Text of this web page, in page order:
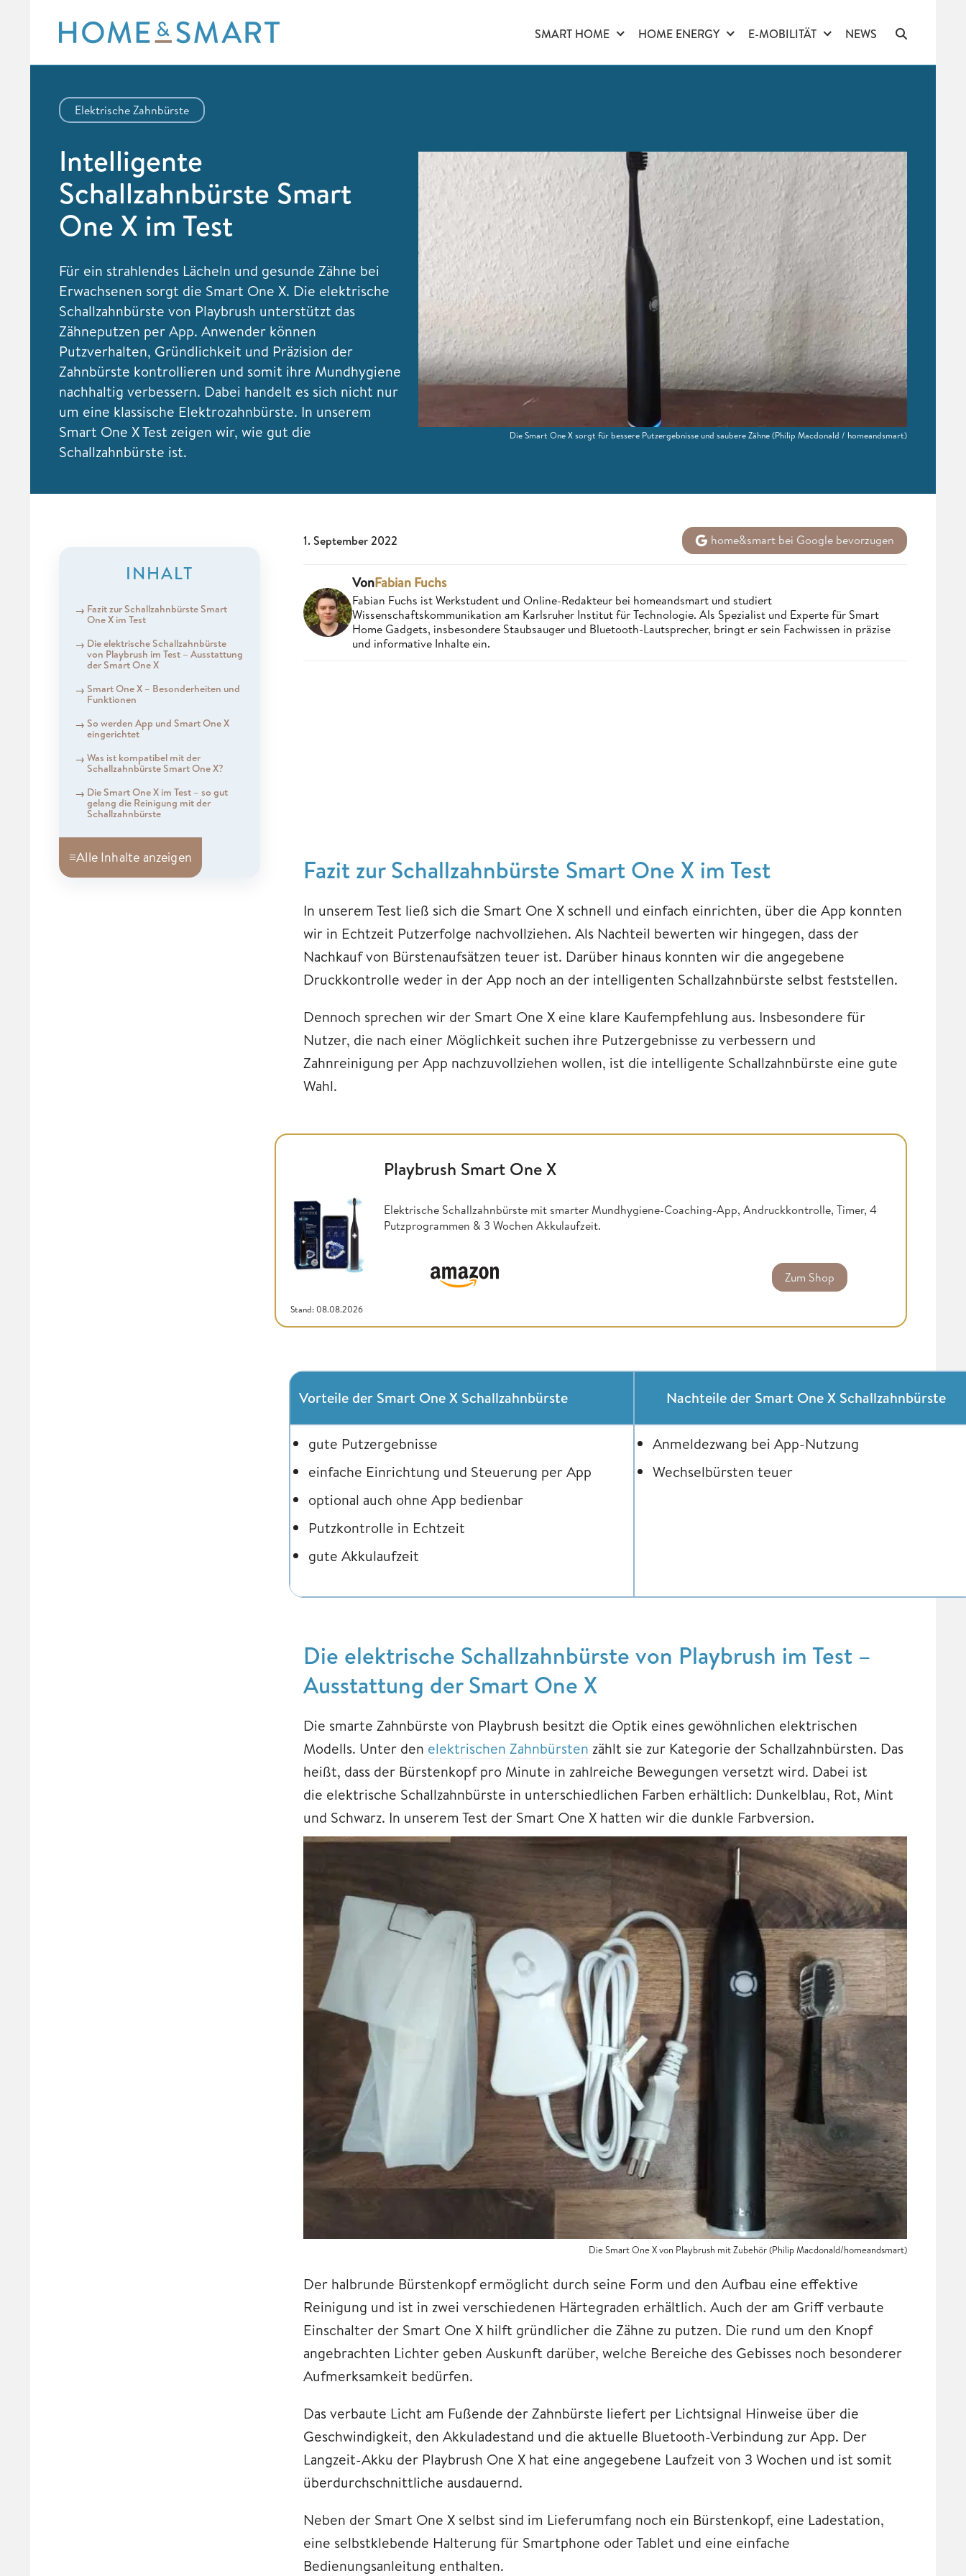
content
SMART HOME HOME ENERGY E-MOBILITÄT NEWS
Elektrische Zahnbürste
Intelligente
Schallzahnbürste Smart
One X im Test
Für ein strahlendes Lächeln und gesunde Zähne bei
Erwachsenen sorgt die Smart One X. Die elektrische
Schallzahnbürste von Playbrush unterstützt das
Zähneputzen per App. Anwender können
Putzverhalten, Gründlichkeit und Präzision der
Zahnbürste kontrollieren und somit ihre Mundhygiene
nachhaltig verbessern. Dabei handelt es sich nicht nur
um eine klassische Elektrozahnbürste. In unserem
Smart One X Test zeigen wir, wie gut die
Schallzahnbürste ist.
Die Smart One X sorgt für bessere Putzergebnisse und saubere Zähne(Philip Macdonald / homeandsmart)
INHALT
Fazit zur Schallzahnbürste Smart
One X im Test
Die elektrische Schallzahnbürste
von Playbrush im Test – Ausstattung
der Smart One X
Smart One X – Besonderheiten und
Funktionen
So werden App und Smart One X
eingerichtet
Was ist kompatibel mit der
Schallzahnbürste Smart One X?
Die Smart One X im Test – so gut
gelang die Reinigung mit der
Schallzahnbürste
≡Alle Inhalte anzeigen
1. September 2022 home&smart bei Google bevorzugen
VonFabian Fuchs
Fabian Fuchs ist Werkstudent und Online-Redakteur bei homeandsmart und studiert
Wissenschaftskommunikation am Karlsruher Institut für Technologie. Als Spezialist und Experte für Smart
Home Gadgets, insbesondere Staubsauger und Bluetooth-Lautsprecher, bringt er sein Fachwissen in präzise
und informative Inhalte ein.
Fazit zur Schallzahnbürste Smart One X im Test
In unserem Test ließ sich die Smart One X schnell und einfach einrichten, über die App konnten
wir in Echtzeit Putzerfolge nachvollziehen. Als Nachteil bewerten wir hingegen, dass der
Nachkauf von Bürstenaufsätzen teuer ist. Darüber hinaus konnten wir die angegebene
Druckkontrolle weder in der App noch an der intelligenten Schallzahnbürste selbst feststellen.
Dennoch sprechen wir der Smart One X eine klare Kaufempfehlung aus. Insbesondere für
Nutzer, die nach einer Möglichkeit suchen ihre Putzergebnisse zu verbessern und
Zahnreinigung per App nachzuvollziehen wollen, ist die intelligente Schallzahnbürste eine gute
Wahl.
Stand: 08.08.2026
Playbrush Smart One X
Elektrische Schallzahnbürste mit smarter Mundhygiene-Coaching-App, Andruckkontrolle, Timer, 4
Putzprogrammen & 3 Wochen Akkulaufzeit.
Zum Shop
Vorteile der Smart One X Schallzahnbürste Nachteile der Smart One X Schallzahnbürste
gute Putzergebnisse
einfache Einrichtung und Steuerung per App
optional auch ohne App bedienbar
Putzkontrolle in Echtzeit
gute Akkulaufzeit
Anmeldezwang bei App-Nutzung
Wechselbürsten teuer
Die elektrische Schallzahnbürste von Playbrush im Test –
Ausstattung der Smart One X
Die smarte Zahnbürste von Playbrush besitzt die Optik eines gewöhnlichen elektrischen
Modells. Unter den elektrischen Zahnbürsten zählt sie zur Kategorie der Schallzahnbürsten. Das
heißt, dass der Bürstenkopf pro Minute in zahlreiche Bewegungen versetzt wird. Dabei ist
die elektrische Schallzahnbürste in unterschiedlichen Farben erhältlich: Dunkelblau, Rot, Mint
und Schwarz. In unserem Test der Smart One X hatten wir die dunkle Farbversion.
Die Smart One X von Playbrush mit Zubehör (Philip Macdonald/homeandsmart)
Der halbrunde Bürstenkopf ermöglicht durch seine Form und den Aufbau eine effektive
Reinigung und ist in zwei verschiedenen Härtegraden erhältlich. Auch der am Griff verbaute
Einschalter der Smart One X hilft gründlicher die Zähne zu putzen. Die rund um den Knopf
angebrachten Lichter geben Auskunft darüber, welche Bereiche des Gebisses noch besonderer
Aufmerksamkeit bedürfen.
Das verbaute Licht am Fußende der Zahnbürste liefert per Lichtsignal Hinweise über die
Geschwindigkeit, den Akkuladestand und die aktuelle Bluetooth-Verbindung zur App. Der
Langzeit-Akku der Playbrush One X hat eine angegebene Laufzeit von 3 Wochen und ist somit
überdurchschnittliche ausdauernd.
Neben der Smart One X selbst sind im Lieferumfang noch ein Bürstenkopf, eine Ladestation,
eine selbstklebende Halterung für Smartphone oder Tablet und eine einfache
Bedienungsanleitung enthalten.